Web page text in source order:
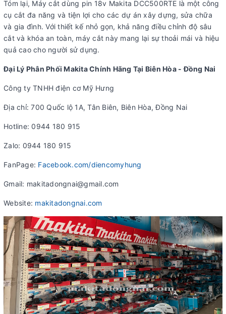
Tóm lại, Máy cắt dùng pin 18v Makita DCC500RTE là một công
cụ cắt đa năng và tiện lợi cho các dự án xây dựng, sửa chữa
và gia đình. Với thiết kế nhỏ gọn, khả năng điều chỉnh độ sâu
cắt và khóa an toàn, máy cắt này mang lại sự thoải mái và hiệu
quả cao cho người sử dụng.
Đại Lý Phân Phối Makita Chính Hãng Tại Biên Hòa - Đồng Nai
Công ty TNHH điện cơ Mỹ Hưng
Địa chỉ: 700 Quốc lộ 1A, Tân Biên, Biên Hòa, Đồng Nai
Hotline: 0944 180 915
Zalo: 0944 180 915
FanPage: Facebook.com/diencomyhung
Gmail: makitadongnai@gmail.com
Website: makitadongnai.com